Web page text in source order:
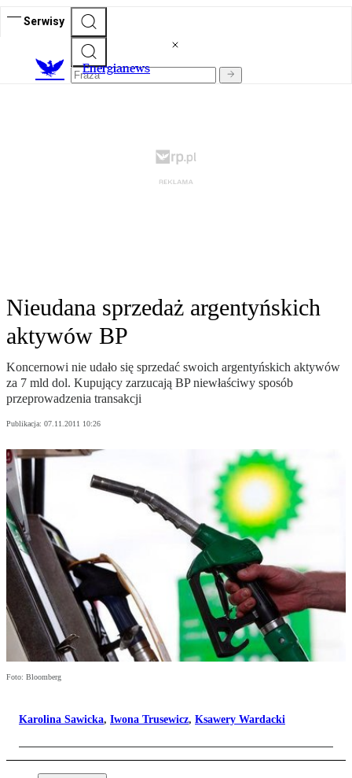
Serwisy
Energianews
Nieudana sprzedaż argentyńskich
aktywów BP
Koncernowi nie udało się sprzedać swoich argentyńskich aktywów
za 7 mld dol. Kupujący zarzucają BP niewłaściwy sposób
przeprowadzenia transakcji
Publikacja: 07.11.2011 10:26
Foto: Bloomberg
Karolina Sawicka, Iwona Trusewicz, Ksawery Wardacki